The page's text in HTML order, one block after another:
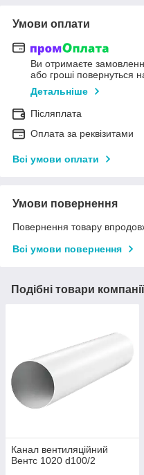
Умови оплати
Ви отримаєте
або гроші повернуться
Детальніше
Післяплата
Оплата за реквізитами
Всі умови оплати
Умови повернення
Повернення товару
Всі умови повернення
Подібні товари компанії
Канал вентиляційний
Вентс 1020 d100/2